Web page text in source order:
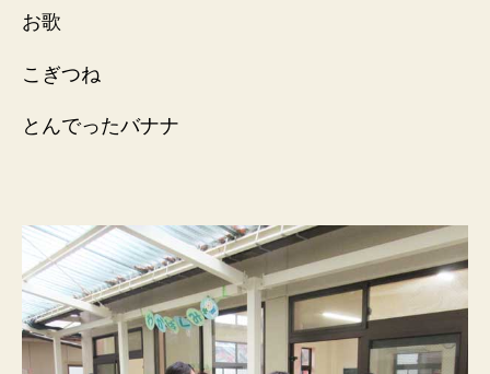
お歌
こぎつね
とんでったバナナ